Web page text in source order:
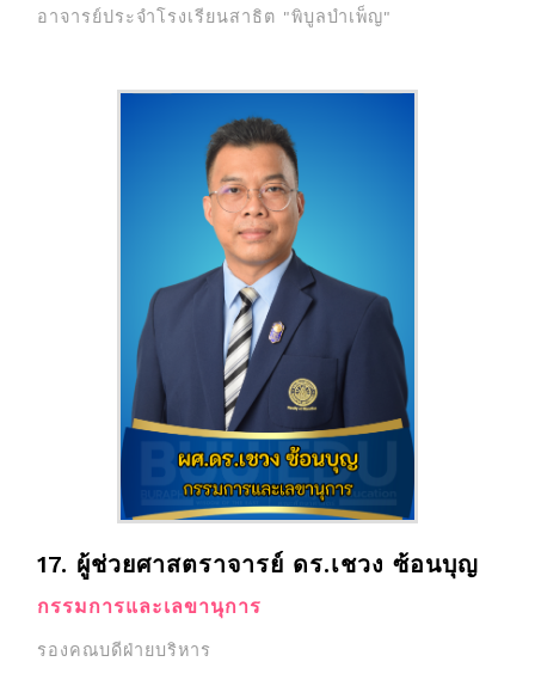
อาจารย์ประจำโรงเรียนสาธิต "พิบูลบำเพ็ญ"
17. ผู้ช่วยศาสตราจารย์ ดร.เชวง ซ้อนบุญ
กรรมการและเลขานุการ
รองคณบดีฝ่ายบริหาร